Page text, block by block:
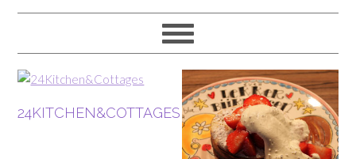
24KITCHEN&COTTAGES